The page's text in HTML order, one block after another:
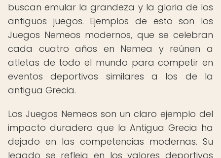
buscan emular la grandeza y la gloria de los
antiguos juegos. Ejemplos de esto son los
Juegos Nemeos modernos, que se celebran
cada cuatro años en Nemea y reúnen a
atletas de todo el mundo para competir en
eventos deportivos similares a los de la
antigua Grecia.
Los Juegos Nemeos son un claro ejemplo del
impacto duradero que la Antigua Grecia ha
dejado en las competencias modernas. Su
legado se refleja en los valores deportivos